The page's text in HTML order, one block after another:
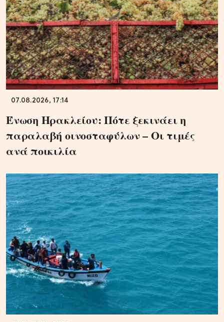
07.08.2026, 17:14
Ένωση Ηρακλείου: Πότε ξεκινάει η
παραλαβή οινοσταφύλων – Οι τιμές
ανά ποικιλία